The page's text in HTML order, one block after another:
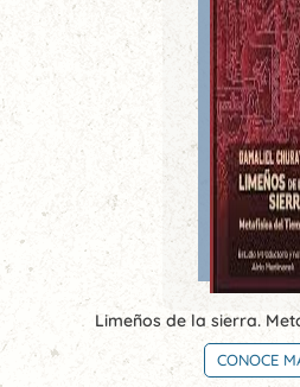
Limeños de la sierra.
CONOCE